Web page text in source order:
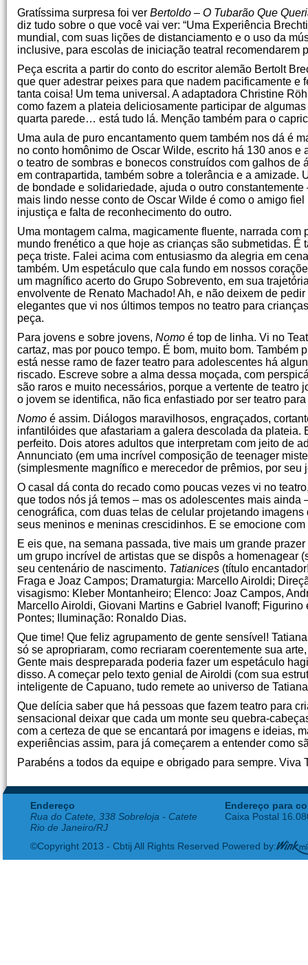
Gratíssima surpresa foi ver Bertoldo – O Tubarão Que
diz tudo sobre o que você vai ver: “Uma Experiência
mundial, com suas lições de distanciamento e o uso da
inclusive, para escolas de iniciação teatral recomendarem
Peça escrita a partir do conto do escritor alemão Bertolt
que quer adestrar peixes para que nadem pacificamente
tanta coisa! Um tema universal. A adaptadora Christine
como fazem a plateia deliciosamente participar de
quarta parede… está tudo lá. Menção também para o
Uma aula de puro encantamento quem também nos dá é
no conto homônimo de Oscar Wilde, escrito há 130 anos
o teatro de sombras e bonecos construídos com galhos
em contrapartida, também sobre a tolerância e a amizade.
de bondade e solidariedade, ajuda o outro
mais lindo nesse conto de Oscar Wilde é como o amigo
injustiça e falta de reconhecimento do outro.
Uma montagem calma, magicamente fluente, narrada
mundo frenético a que hoje as crianças são submetidas.
peça triste. Falei acima com entusiasmo da alegria em
também. Um espetáculo que cala fundo em nossos
um magnífico acerto do Grupo Sobrevento, em sua
envolvente de Renato Machado! Ah, e não deixem de
elegantes que vi nos últimos tempos no teatro para
peça.
Para jovens e sobre jovens, Nomo é top de linha. Vi no
cartaz, mas por pouco tempo. É bom, muito bom.
está nesse ramo de fazer teatro para adolescentes há
riscado. Escreve sobre a alma dessa moçada, com
são raros e muito necessários, porque a vertente de teatro
o jovem se identifica, não fica enfastiado por ser teatro
Nomo é assim. Diálogos maravilhosos, engraçados,
infantilóides que afastariam a galera descolada da plateia.
perfeito. Dois atores adultos que interpretam com jeito de
Annunciato (em uma incrível composição de teenager
(simplesmente magnífico e merecedor de prêmios, por
O casal dá conta do recado como poucas vezes vi no
que todos nós já temos – mas os adolescentes mais
cenográfica, com duas telas de celular projetando
seus meninos e meninas crescidinhos. E se emocione
E eis que, na semana passada, tive mais um grande
um grupo incrível de artistas que se dispôs a homenagear
seu centenário de nascimento. Tatianices (título
Fraga e Joaz Campos; Dramaturgia: Marcello Airoldi;
visagismo: Kleber Montanheiro; Elenco: Joaz Campos,
Marcello Airoldi, Giovani Martins e Gabriel Ivanoff;
Pontes; Iluminação: Ronaldo Dias.
Que time! Que feliz agrupamento de gente sensível!
só se apropriaram, como recriaram coerentemente sua
Gente mais despreparada poderia fazer um espetáculo
disso. A começar pelo texto genial de Airoldi (com sua
inteligente de Capuano, tudo remete ao universo de
Que delícia saber que há pessoas que fazem teatro para
sensacional deixar que cada um monte seu quebra-
com a certeza de que se encantará por imagens e ideias,
experiências assim, para já começarem a entender como
Parabéns a todos da equipe e obrigado para sempre. Viva
Endereço
Rua do Catete, 338 Sobreloja - Catete
Rio de Janeiro/RJ
Endereço para
Caixa Postal
©Copyright 2013 - Cbtij All Rights Reserved Powered by: